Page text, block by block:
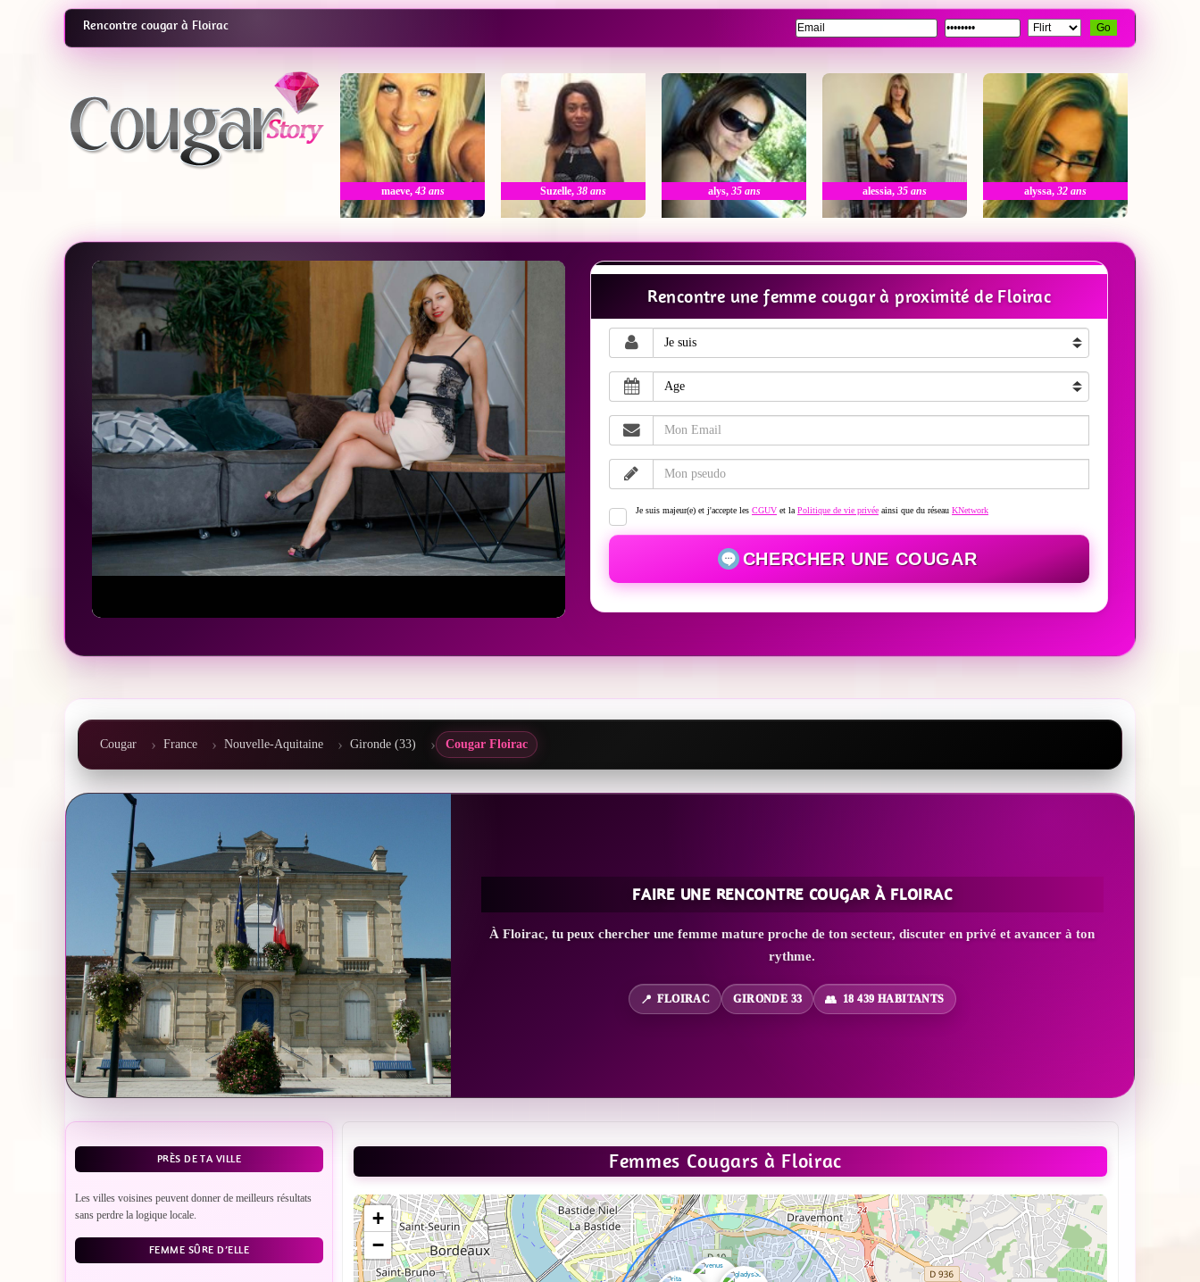
Rencontre cougar à Floirac Go
maeve, 43 ans Suzelle, 38 ans alys, 35 ans alessia, 35 ans alyssa, 32 ans
Rencontre une femme cougar à proximité de Floirac
Je suis majeur(e) et j'accepte les CGUV et la Politique de vie privée ainsi que du réseau KNetwork
CHERCHER UNE COUGAR
Cougar France Nouvelle-Aquitaine Gironde (33) Cougar Floirac
FAIRE UNE RENCONTRE COUGAR À FLOIRAC
À Floirac, tu peux chercher une femme mature proche de ton secteur, discuter en privé et avancer à ton
rythme.
FLOIRAC GIRONDE 33 18 439 HABITANTS
PRÈS DE TA VILLE
Les villes voisines peuvent donner de meilleurs résultats
sans perdre la logique locale.
FEMME SÛRE D’ELLE
Femmes Cougars à Floirac
+
−